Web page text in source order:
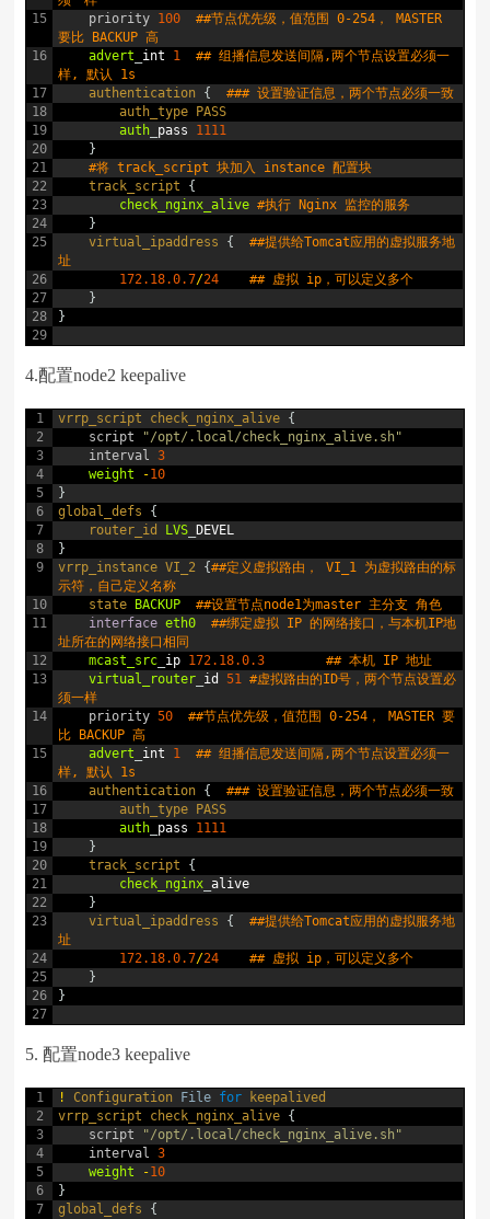
15
16
17
18
19
20
21
22
23
24
25
26
27
28
29
priority 100
##节点优先级，值范围 0-254， MASTER
要比 BACKUP 高
advert
int 1
## 组播信息发送间隔,两个节点设置必须一
样, 默认 1s
authentication {
### 设置验证信息，两个节点必须一致
auth_type
PASS
auth pass
1111
}
#将 track_script 块加入 instance 配置块
track_script
{
check_nginx_alive #执行 Nginx 监控的服务
}
virtual_ipaddress
{
##提供给Tomcat应用的虚拟服务地
址
172.18.0.7/24
## 虚拟 ip，可以定义多个
}
}
4.配置node2 keepalive
1
2
3
4
5
6
7
8
9
10
11
12
13
14
15
16
17
18
19
20
21
22
23
24
25
26
27
vrrp_script check_nginx_alive {
script
"/opt/.local/check_nginx_alive.sh"
interval
3
weight
-10
}
global_defs
{
router_id
LVS
DEVEL
}
vrrp_instance VI_2 {##定义虚拟路由， VI_1 为虚拟路由的标
示符，自己定义名称
state
BACKUP
##设置节点node1为master 主分支 角色
interface eth0
##绑定虚拟 IP 的网络接口，与本机IP地
址所在的网络接口相同
mcast_src ip 172.18.0.3
## 本机 IP 地址
virtual_router id 51 #虚拟路由的ID号，两个节点设置必
须一样
priority 50
##节点优先级，值范围 0-254， MASTER 要
比 BACKUP 高
advert
int 1
## 组播信息发送间隔,两个节点设置必须一
样, 默认 1s
authentication {
### 设置验证信息，两个节点必须一致
auth_type
PASS
auth pass
1111
}
track_script
{
check_nginx _alive
}
virtual_ipaddress
{
##提供给Tomcat应用的虚拟服务地
址
172.18.0.7/24
## 虚拟 ip，可以定义多个
}
}
5. 配置node3 keepalive
1
2
3
4
5
6
7
! Configuration File for
keepalived
vrrp_script
check_nginx_alive {
script
"/opt/.local/check_nginx_alive.sh"
interval
3
weight
-10
}
global_defs
{